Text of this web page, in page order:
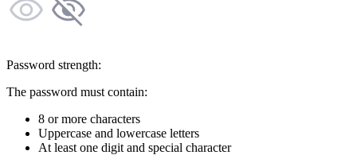
Password strength:
The password must contain:
8 or more characters
Uppercase and lowercase letters
At least one digit and special character